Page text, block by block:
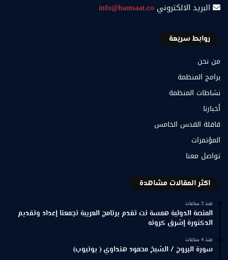
البريد الالكتروني info@hamsaat.co
روابط سريعة
من نحن
برامج المنظمة
نشاطات المنظمة
أخبارنا
قافلة القدس الخامس
المؤتمرات
تواصل معنا
اكثر المقالات مشاهدة
منذ 3 ساعات
المنصة الدولية همسة نت تقدم برنامج العربية تجمعنا إعداد وتقديم
الدكتورة إشرق كرونه
منذ 4 ساعات
سورة البروج / الشيخ محمود هنداوي ( يوتيوب)